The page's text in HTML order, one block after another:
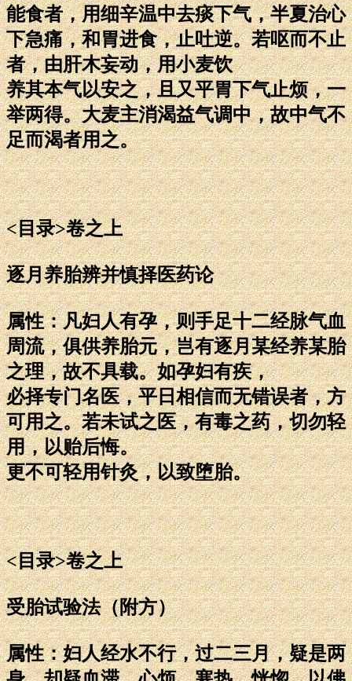
能食者，用细辛温中去痰下气，半夏治心
下急痛，和胃进食，止吐逆。若呕而不止
者，由肝木妄动，用小麦饮
养其本气以安之，且又平胃下气止烦，一
举两得。大麦主消渴益气调中，故中气不
足而渴者用之。
<目录>卷之上
逐月养胎辨并慎择医药论
属性：凡妇人有孕，则手足十二经脉气血
周流，俱供养胎元，岂有逐月某经养某胎
之理，故不具载。如孕妇有疾，
必择专门名医，平日相信而无错误者，方
可用之。若未试之医，有毒之药，切勿轻
用，以贻后悔。
更不可轻用针灸，以致堕胎。
<目录>卷之上
受胎试验法（附方）
属性：妇人经水不行，过二三月，疑是两